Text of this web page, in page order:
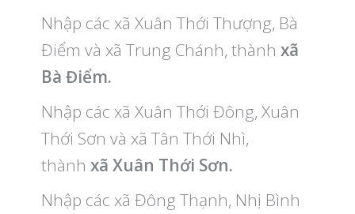
Nhập các xã Xuân Thới Thượng, Bà
Điểm và xã Trung Chánh, thành xã
Bà Điểm.
Nhập các xã Xuân Thới Đông, Xuân
Thới Sơn và xã Tân Thới Nhì,
thành xã Xuân Thới Sơn.
Nhập các xã Đông Thạnh, Nhị Bình